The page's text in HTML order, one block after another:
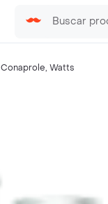
Conaprole, Watts